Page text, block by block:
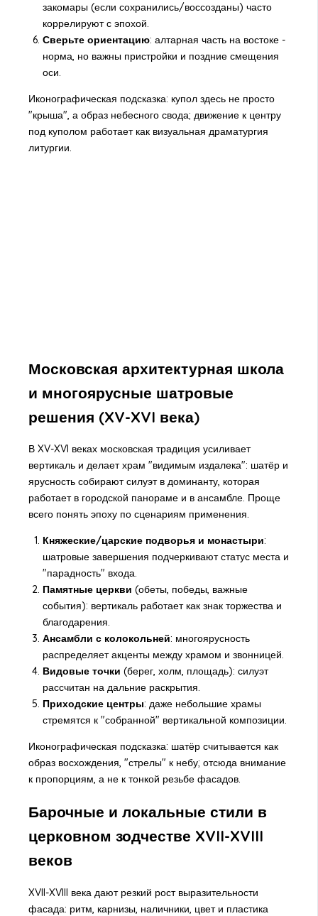
закомары (если сохранились/воссозданы) часто
коррелируют с эпохой.
Сверьте ориентацию: алтарная часть на востоке -
норма, но важны пристройки и поздние смещения
оси.
Иконографическая подсказка: купол здесь не просто
"крыша", а образ небесного свода; движение к центру
под куполом работает как визуальная драматургия
литургии.
Московская архитектурная школа
и многоярусные шатровые
решения (XV-XVI века)
В XV-XVI веках московская традиция усиливает
вертикаль и делает храм "видимым издалека": шатёр и
ярусность собирают силуэт в доминанту, которая
работает в городской панораме и в ансамбле. Проще
всего понять эпоху по сценариям применения.
Княжеские/царские подворья и монастыри:
шатровые завершения подчеркивают статус места и
"парадность" входа.
Памятные церкви (обеты, победы, важные
события): вертикаль работает как знак торжества и
благодарения.
Ансамбли с колокольней: многоярусность
распределяет акценты между храмом и звонницей.
Видовые точки (берег, холм, площадь): силуэт
рассчитан на дальние раскрытия.
Приходские центры: даже небольшие храмы
стремятся к "собранной" вертикальной композиции.
Иконографическая подсказка: шатёр считывается как
образ восхождения, "стрелы" к небу; отсюда внимание
к пропорциям, а не к тонкой резьбе фасадов.
Барочные и локальные стили в
церковном зодчестве XVII-XVIII
веков
XVII-XVIII века дают резкий рост выразительности
фасада: ритм, карнизы, наличники, цвет и пластика